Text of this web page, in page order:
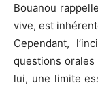
Bouanou
vive, est
Cependant,
questions orales
lui, une limite